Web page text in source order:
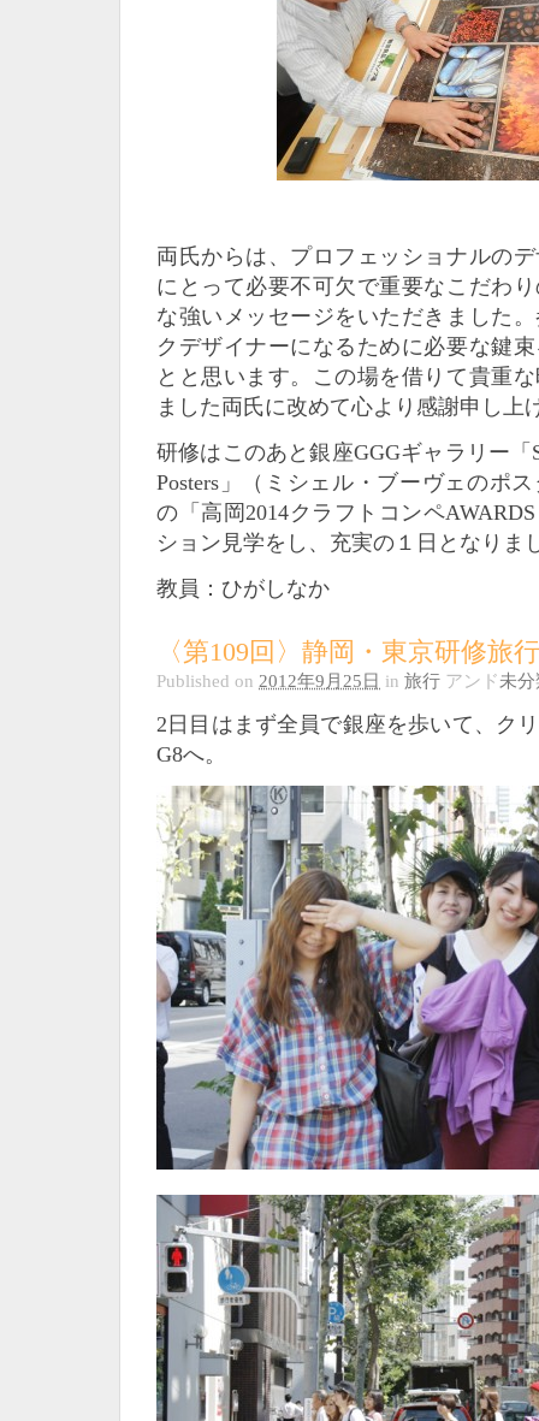
両氏からは、プロフェッショナルの
にとって必要不可欠で重要なこだわ
な強いメッセージをいただきました
クデザイナーになるために必要な鍵
とと思います。この場を借りて貴重
ました両氏に改めて心より感謝申し上
研修はこのあと銀座GGGギャラリー「
Posters」（ミシェル・ブーヴェのポ
の「高岡2014クラフトコンペ
ション見学をし、充実の１日となりま
教員：ひがしなか
〈第109回〉静岡・東京研修旅
Published on 2012年9月25日 in 旅行 アンド未分
2日目はまず全員で銀座を歩いて、ク
G8へ。